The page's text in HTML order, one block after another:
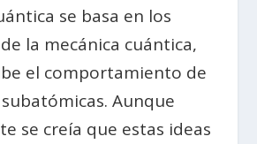
se basa en los
la mecánica cuántica,
el comportamiento de
Aunque
se creía que estas ideas